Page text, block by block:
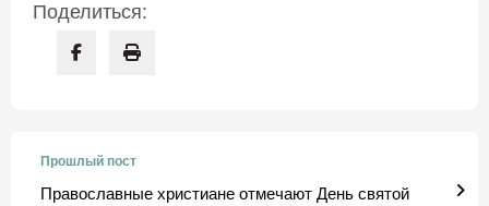
Поделиться:
Прошлый пост
Православные христиане отмечают День святой